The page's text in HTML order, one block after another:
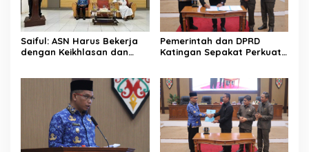
Saiful: ASN Harus Bekerja
dengan Keikhlasan dan
Pemerintah dan DPRD
Katingan Sepakat Perkuat